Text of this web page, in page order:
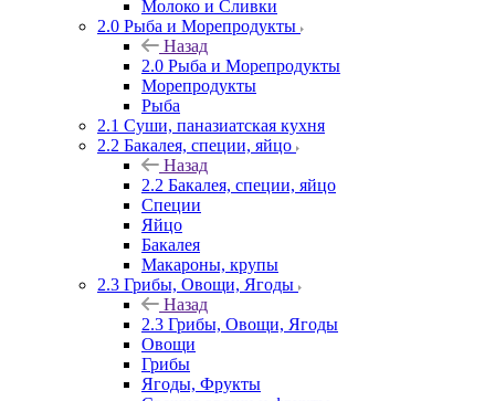
Молоко и Сливки
2.0 Рыба и Морепродукты
Назад
2.0 Рыба и Морепродукты
Морепродукты
Рыба
2.1 Суши, паназиатская кухня
2.2 Бакалея, специи, яйцо
Назад
2.2 Бакалея, специи, яйцо
Специи
Яйцо
Бакалея
Макароны, крупы
2.3 Грибы, Овощи, Ягоды
Назад
2.3 Грибы, Овощи, Ягоды
Овощи
Грибы
Ягоды, Фрукты